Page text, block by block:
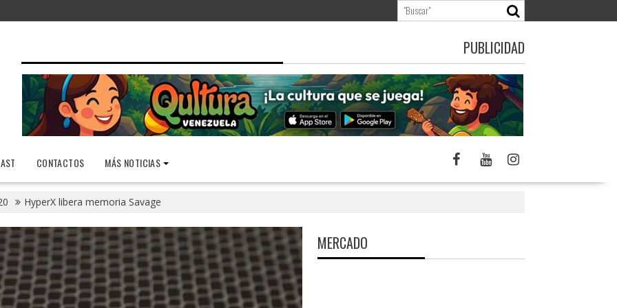
PUBLICIDAD
CONTACTOS MÁS NOTICIAS
HyperX libera memoria Savage
MERCADO